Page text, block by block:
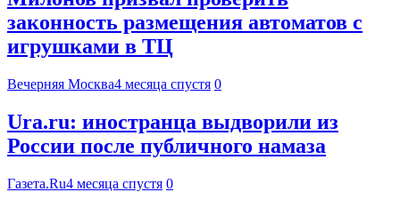
законность размещения автоматов с
игрушками в ТЦ
Вечерняя Москва4 месяца спустя 0
Ura.ru: иностранца выдворили из
России после публичного намаза
Газета.Ru4 месяца спустя 0